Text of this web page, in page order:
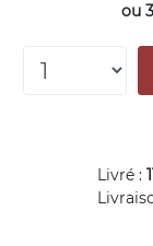
ou
Livré :